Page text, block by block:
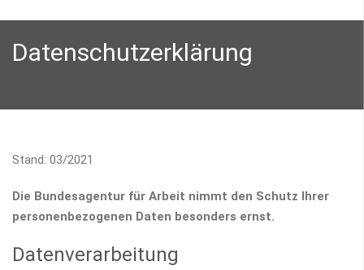
Datenschutzerklärung
Stand: 03/2021
Die Bundesagentur für Arbeit nimmt den Schutz Ihrer
personenbezogenen Daten besonders ernst.
Datenverarbeitung